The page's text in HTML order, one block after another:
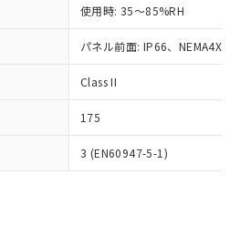
使用時: 35～85%RH
パネル前面: IP66、NEMA4X,
Class II
175
3 (EN60947-5-1)
よび標準価格結果を当社の
なく第三者に漏洩または開
うお願いします。
能（部品リスト作成サー
利用いただくには、I-Web
ご登録されている必要が
ウェブサイト上で当社にご
え状況などにより、予定
があります。
ダウンロード
とを示します。
用状況下において有害物
し、環境に深刻な影響を
意味します。
す。当社販売部門へお問
社製品を第三者に販売する
記1、2および3の内容を当
通知します。また当社は、
販売に係わる関係者が違
るおそれがある場合は、取
しません。
売店・当社販売員にご確
産機種、また在庫状況の
公開していない機種